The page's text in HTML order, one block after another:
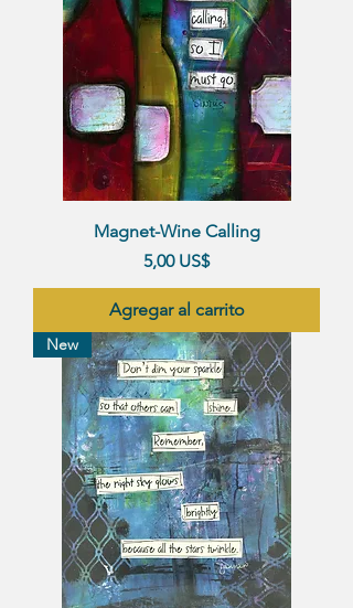
Magnet-Wine Calling
Precio
5,00 US$
Agregar al carrito
New